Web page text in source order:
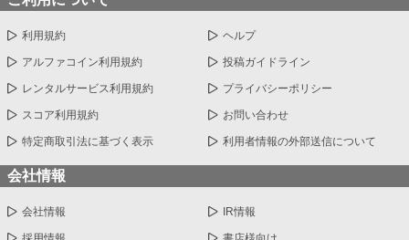
利用規約 ヘルプ
アルファコイン利用規約 投稿ガイドライン
レンタルサービス利用規約 プライバシーポリシー
スコア利用規約 お問い合わせ
特定商取引法に基づく表示 利用者情報の外部送信について
会社情報
会社情報 IR情報